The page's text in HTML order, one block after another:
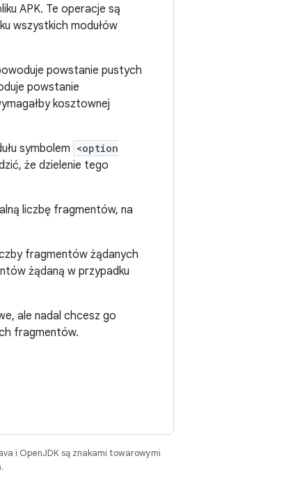
APK. Te operacje są
wszystkich modułów
powstanie pustych
powstanie
kosztownej
symbolem <option
że dzielenie tego
liczbę fragmentów, na
fragmentów żądanych
żądaną w przypadku
ale nadal chcesz go
fragmentów.
i OpenJDK są znakami towarowymi